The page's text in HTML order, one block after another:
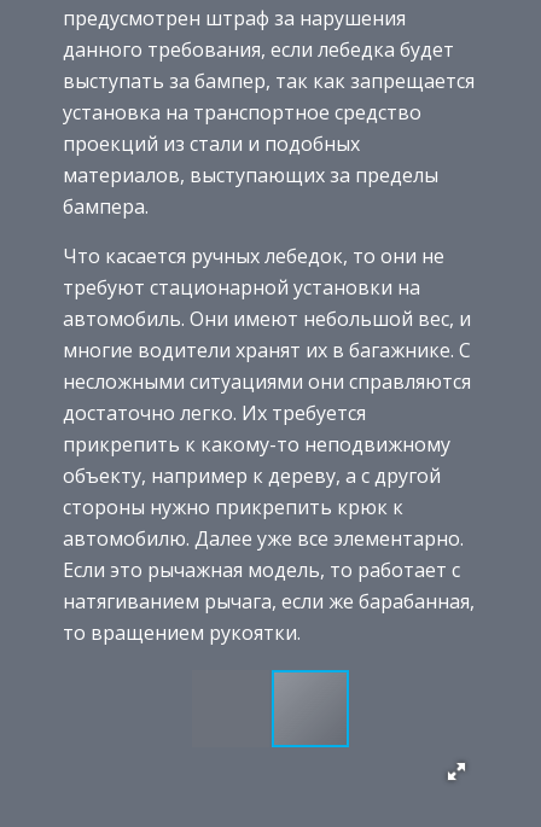
предусмотрен штраф за нарушения
данного требования, если лебедка будет
выступать за бампер, так как запрещается
установка на транспортное средство
проекций из стали и подобных
материалов, выступающих за пределы
бампера.
Что касается ручных лебедок, то они не
требуют стационарной установки на
автомобиль. Они имеют небольшой вес, и
многие водители хранят их в багажнике. С
несложными ситуациями они справляются
достаточно легко. Их требуется
прикрепить к какому-то неподвижному
объекту, например к дереву, а с другой
стороны нужно прикрепить крюк к
автомобилю. Далее уже все элементарно.
Если это рычажная модель, то работает с
натягиванием рычага, если же барабанная,
то вращением рукоятки.